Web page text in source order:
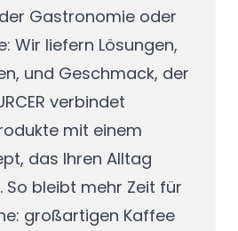
Gastronomie oder
Wir liefern Lösungen,
und Geschmack, der
verbindet
mit einem
das Ihren Alltag
bleibt mehr Zeit für
großartigen Kaffee